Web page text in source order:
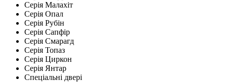
Серія Малахіт
Серія Опал
Серія Рубін
Серія Сапфір
Серія Смарагд
Серія Топаз
Серія Циркон
Серія Янтар
Спеціальні двері